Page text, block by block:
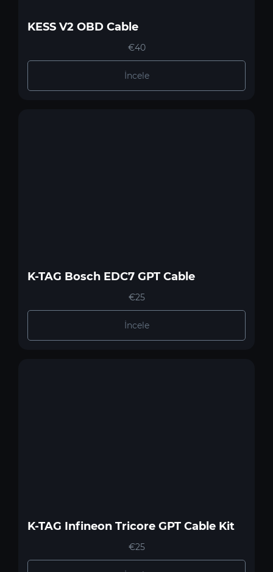
KESS V2 OBD Cable
€40
İncele
K-TAG Bosch EDC7 GPT Cable
€25
İncele
K-TAG Infineon Tricore GPT Cable Kit
€25